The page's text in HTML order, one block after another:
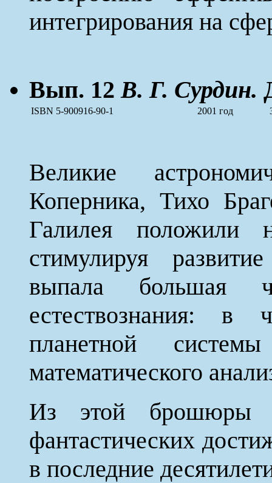
интегрирования на
Вып. 12 В. Г. Сурдин.
ISBN 5-900916-90-1 2001 год
Великие
Коперника, Тихо
Галилея положили
стимулируя
выпала большая
естествознания: в
планетной
математического
Из этой брошюры
фантастических
в последние